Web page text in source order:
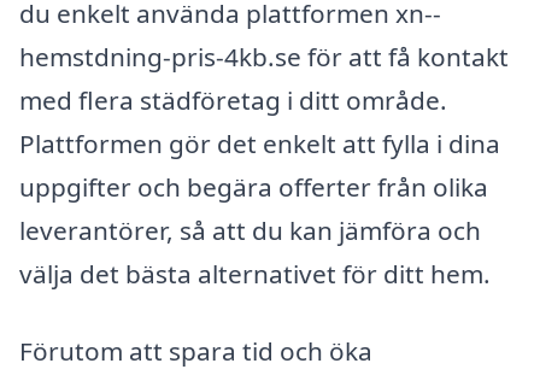
du enkelt använda plattformen xn--
hemstdning-pris-4kb.se för att få kontakt
med flera städföretag i ditt område.
Plattformen gör det enkelt att fylla i dina
uppgifter och begära offerter från olika
leverantörer, så att du kan jämföra och
välja det bästa alternativet för ditt hem.
Förutom att spara tid och öka